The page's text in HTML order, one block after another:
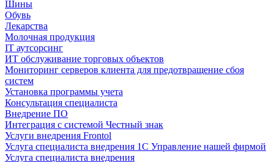
Шины
Обувь
Лекарства
Молочная продукция
IT аутсорсинг
ИТ обслуживание торговых объектов
Мониторинг серверов клиента для предотвращение сбоя
систем
Установка программы учета
Консультация специалиста
Внедрение ПО
Интеграция с системой Честный знак
Услуги внедрения Frontol
Услуга специалиста внедрения 1С Управление нашей фирмой
Услуга специалиста внедрения